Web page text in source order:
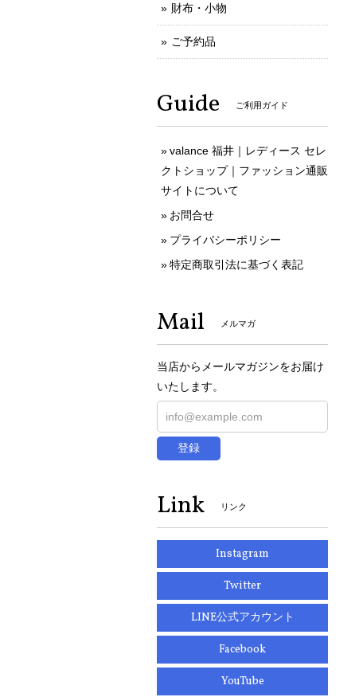
財布・小物
ご予約品
Guide ご利用ガイド
valance 福井｜レディース セレ
クトショップ｜ファッション通販
サイトについて
お問合せ
プライバシーポリシー
特定商取引法に基づく表記
Mail メルマガ
当店からメールマガジンをお届け
いたします。
登録
Link リンク
Instagram
Twitter
LINE公式アカウント
Facebook
YouTube